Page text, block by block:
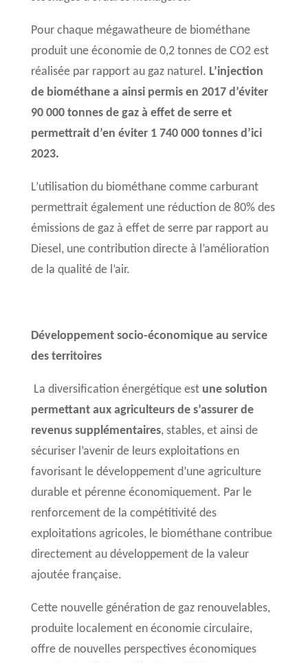
Pour chaque mégawatheure de biométhane
produit une économie de 0,2 tonnes de CO2 est
réalisée par rapport au gaz naturel. L’injection
de biométhane a ainsi permis en 2017 d’éviter
90 000 tonnes de gaz à effet de serre et
permettrait d’en éviter 1 740 000 tonnes d’ici
2023.
L’utilisation du biométhane comme carburant
permettrait également une réduction de 80% des
émissions de gaz à effet de serre par rapport au
Diesel, une contribution directe à l’amélioration
de la qualité de l’air.
Développement socio-économique au service
des territoires
La diversification énergétique est une solution
permettant aux agriculteurs de s’assurer de
revenus supplémentaires, stables, et ainsi de
sécuriser l’avenir de leurs exploitations en
favorisant le développement d’une agriculture
durable et pérenne économiquement. Par le
renforcement de la compétitivité des
exploitations agricoles, le biométhane contribue
directement au développement de la valeur
ajoutée française.
Cette nouvelle génération de gaz renouvelables,
produite localement en économie circulaire,
offre de nouvelles perspectives économiques